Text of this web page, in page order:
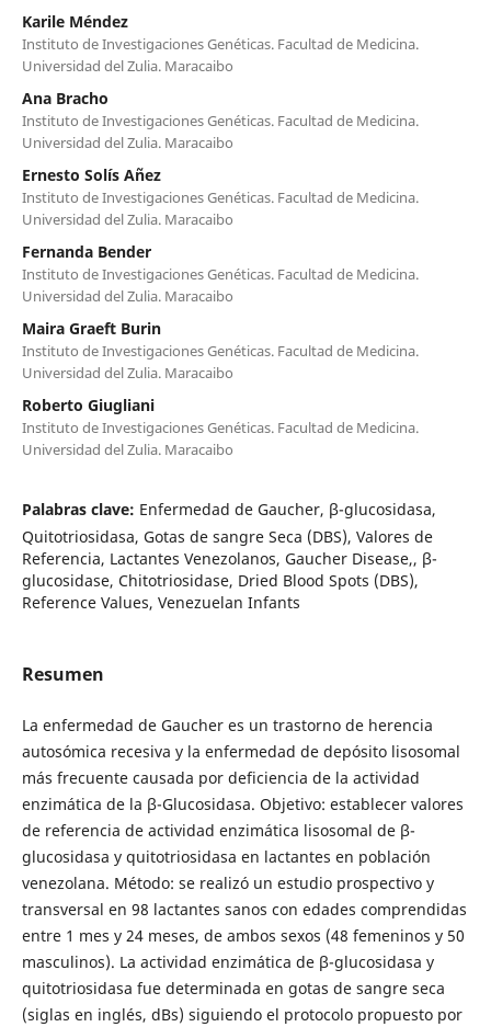
Karile Méndez
Instituto de Investigaciones Genéticas. Facultad de Medicina.
Universidad del Zulia. Maracaibo
Ana Bracho
Instituto de Investigaciones Genéticas. Facultad de Medicina.
Universidad del Zulia. Maracaibo
Ernesto Solís Añez
Instituto de Investigaciones Genéticas. Facultad de Medicina.
Universidad del Zulia. Maracaibo
Fernanda Bender
Instituto de Investigaciones Genéticas. Facultad de Medicina.
Universidad del Zulia. Maracaibo
Maira Graeft Burin
Instituto de Investigaciones Genéticas. Facultad de Medicina.
Universidad del Zulia. Maracaibo
Roberto Giugliani
Instituto de Investigaciones Genéticas. Facultad de Medicina.
Universidad del Zulia. Maracaibo
Palabras clave: Enfermedad de Gaucher, β-glucosidasa,
Quitotriosidasa, Gotas de sangre Seca (DBS), Valores de
Referencia, Lactantes Venezolanos, Gaucher Disease,, β-
glucosidase, Chitotriosidase, Dried Blood Spots (DBS),
Reference Values, Venezuelan Infants
Resumen
La enfermedad de Gaucher es un trastorno de herencia
autosómica recesiva y la enfermedad de depósito lisosomal
más frecuente causada por deficiencia de la actividad
enzimática de la β-Glucosidasa. Objetivo: establecer valores
de referencia de actividad enzimática lisosomal de β-
glucosidasa y quitotriosidasa en lactantes en población
venezolana. Método: se realizó un estudio prospectivo y
transversal en 98 lactantes sanos con edades comprendidas
entre 1 mes y 24 meses, de ambos sexos (48 femeninos y 50
masculinos). La actividad enzimática de β-glucosidasa y
quitotriosidasa fue determinada en gotas de sangre seca
(siglas en inglés, dBs) siguiendo el protocolo propuesto por